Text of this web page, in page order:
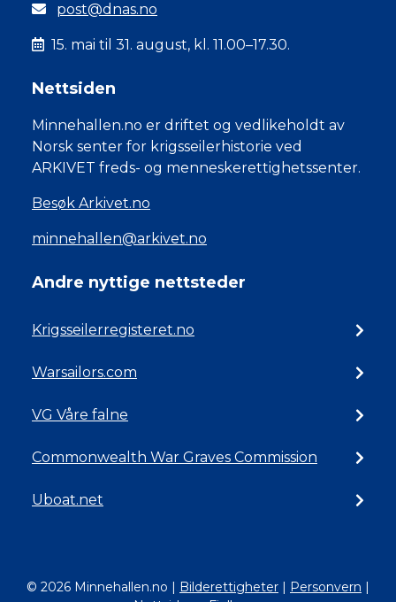
post@dnas.no
15. mai til 31. august, kl. 11.00–17.30.
Nettsiden
Minnehallen.no er driftet og vedlikeholdt av
Norsk senter for krigsseilerhistorie ved
ARKIVET freds- og menneskerettighetssenter.
Besøk Arkivet.no
minnehallen@arkivet.no
Andre nyttige nettsteder
Krigsseilerregisteret.no
Warsailors.com
VG Våre falne
Commonwealth War Graves Commission
Uboat.net
© 2026 Minnehallen.no | Bilderettigheter | Personvern |